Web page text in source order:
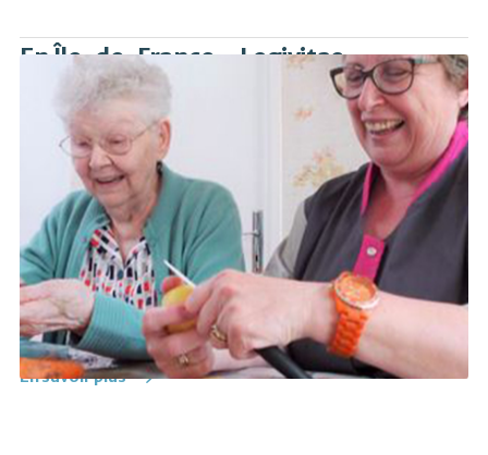
En Île-de-France – Logivitae
LogiVitae permet aux personnes âgées dépendantes et en
particulier aux survivants de la Shoah de continuer à vivre
chez elles dans les meilleures conditions, et conformément
à leurs choix de vie. Différentes aides sont proposées :
gestes de la vie quotidienne (courses, ménage, aide à la
toilette…), déplacements, tâches administratives…
LogiVitae
28 rue de Wattignies, Paris 12e
15 rue Letort, Paris 18e
Tél : 01 43 45 05 06
Email : contact@logivitae.fr
En savoir plus